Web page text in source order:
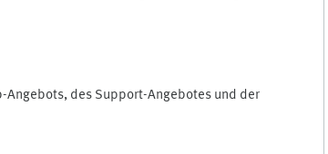
Angebots, des Support-Angebotes und der